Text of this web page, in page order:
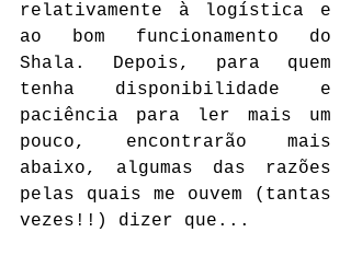
relativamente à logística e
ao bom funcionamento do
Shala. Depois, para quem
tenha disponibilidade e
paciência para ler mais um
pouco, encontrarão mais
abaixo, algumas das razões
pelas quais me ouvem (tantas
vezes!!) dizer que...